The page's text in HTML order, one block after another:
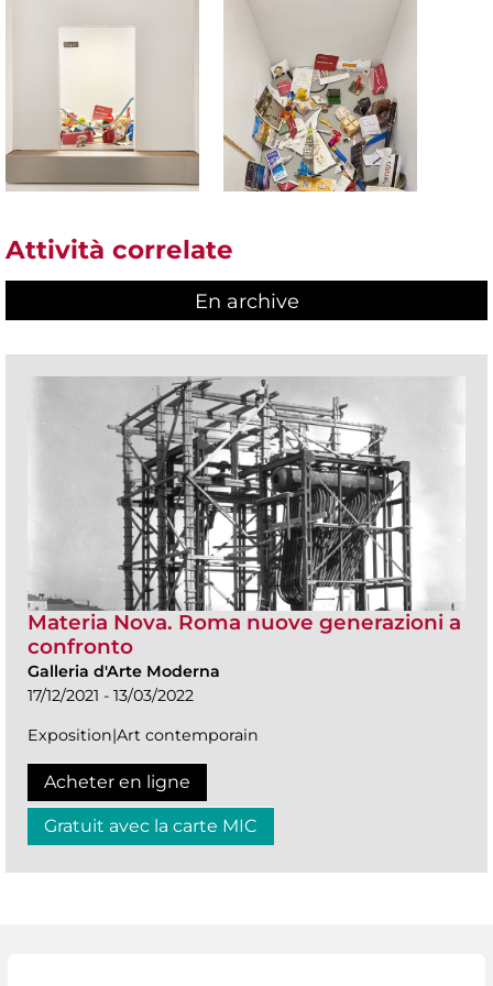
Attività correlate
En archive
Materia Nova. Roma nuove generazioni a
confronto
Galleria d'Arte Moderna
17/12/2021 - 13/03/2022
Exposition|Art contemporain
Acheter en ligne
Gratuit avec la carte MIC